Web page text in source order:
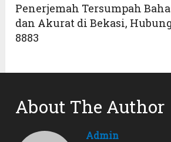
Penerjemah Tersumpah
dan Akurat di Bekasi,
8883
About The Author
Admin